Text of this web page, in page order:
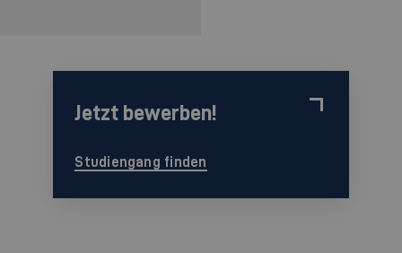
Jetzt bewerben!
Studiengang finden